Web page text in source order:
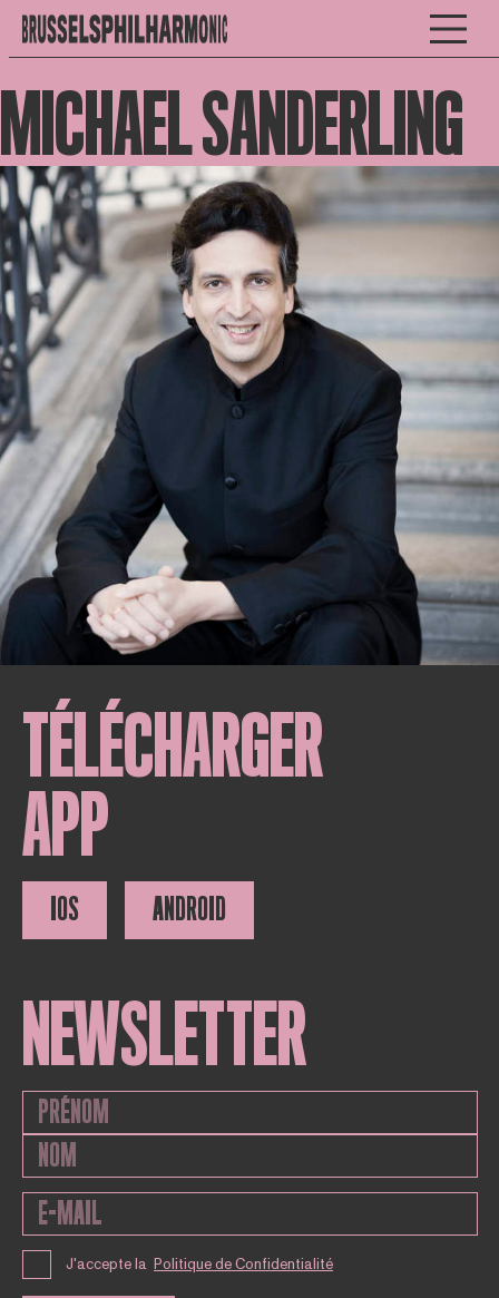
MICHAEL SANDERLING
TÉLÉCHARGER
APP
IOS ANDROID
NEWSLETTER
J'accepte la Politique de Confidentialité